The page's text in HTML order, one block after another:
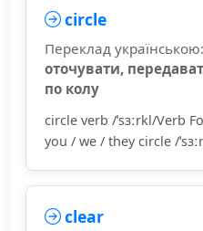
circle
Переклад українською:
оточувати,
по колу
circle verb /ˈsɜːrkl/Verb
you / we / they circle /
clear